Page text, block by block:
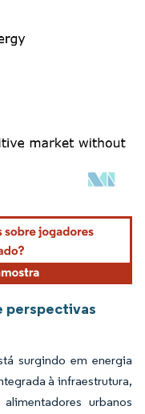
conforme CC BY 4.0.
perspectivas
surgindo em energia
à infraestrutura,
urbanos